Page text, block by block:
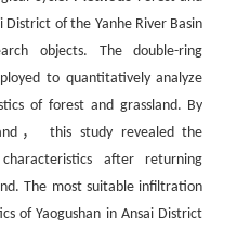
District of the Yanhe River Basin
objects. The double-ring
to quantitatively analyze
of forest and grassland. By
， this study revealed the
after returning
The most suitable infiltration
of Yaogushan in Ansai District